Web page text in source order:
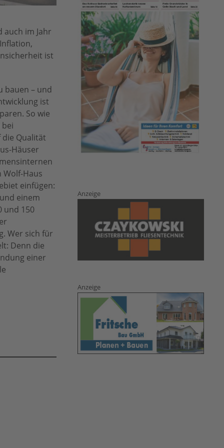
im Jahr
ist
bauen – und
ist
So wie
Qualität
Häuser
Wolf-Haus
einfügen:
einem
und 150
Wer sich für
Denn die
einer
Anzeige
Anzeige